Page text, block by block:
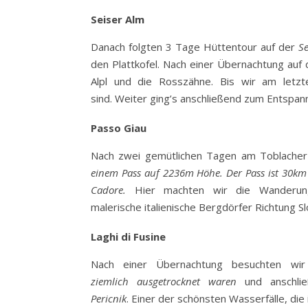
Seiser Alm
Danach folgten 3 Tage Hüttentour auf der
den Plattkofel. Nach einer Übernachtung
Alpl und die Rosszähne. Bis wir am
sind. Weiter ging’s anschließend zum
Passo Giau
Nach zwei gemütlichen Tagen am
einem Pass auf 2236m Höhe. Der Pass ist
Cadore. Hier machten wir die
malerische italienische Bergdörfer Richtung
Laghi di Fusine
Nach einer Übernachtung besuchten
ziemlich ausgetrocknet waren und
Pericnik. Einer der schönsten Wasserfälle,